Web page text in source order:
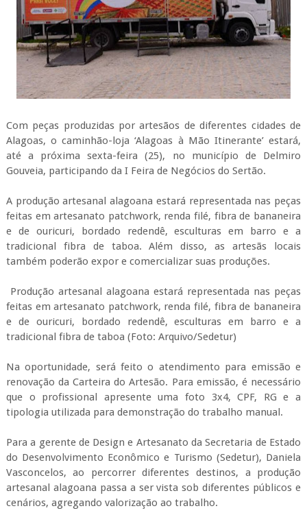
Com peças produzidas por artesãos de diferentes cidades de
Alagoas, o caminhão-loja ‘Alagoas à Mão Itinerante’ estará,
até a próxima sexta-feira (25), no município de Delmiro
Gouveia, participando da I Feira de Negócios do Sertão.
A produção artesanal alagoana estará representada nas peças
feitas em artesanato patchwork, renda filé, fibra de bananeira
e de ouricuri, bordado redendê, esculturas em barro e a
tradicional fibra de taboa. Além disso, as artesãs locais
também poderão expor e comercializar suas produções.
Produção artesanal alagoana estará representada nas peças
feitas em artesanato patchwork, renda filé, fibra de bananeira
e de ouricuri, bordado redendê, esculturas em barro e a
tradicional fibra de taboa (Foto: Arquivo/Sedetur)
Na oportunidade, será feito o atendimento para emissão e
renovação da Carteira do Artesão. Para emissão, é necessário
que o profissional apresente uma foto 3x4, CPF, RG e a
tipologia utilizada para demonstração do trabalho manual.
Para a gerente de Design e Artesanato da Secretaria de Estado
do Desenvolvimento Econômico e Turismo (Sedetur), Daniela
Vasconcelos, ao percorrer diferentes destinos, a produção
artesanal alagoana passa a ser vista sob diferentes públicos e
cenários, agregando valorização ao trabalho.